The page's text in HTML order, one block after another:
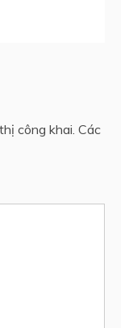
công khai. Các